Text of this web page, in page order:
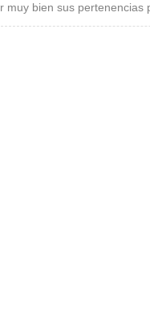
bien sus pertenencias